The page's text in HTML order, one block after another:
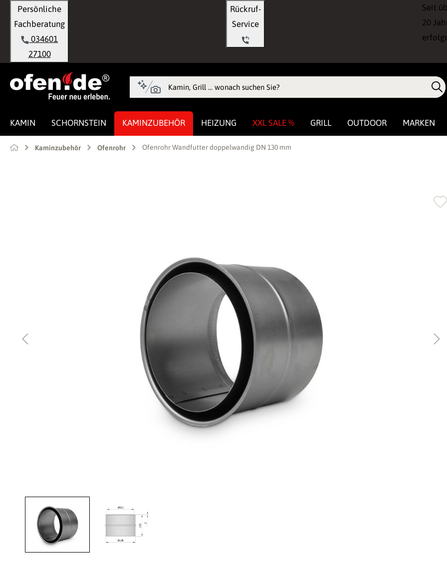
Zur Hauptnavigation springen
Persönliche
Fachberatung
034601
27100
Rückruf-
Seit
20
KAMIN SCHORNSTEIN KAMINZUBEHÖR HEIZUNG XXL SALE % GRILL OUTDOOR MARKEN
Kaminzubehör Ofenrohr Ofenrohr Wandfutter doppelwandig DN 130 mm